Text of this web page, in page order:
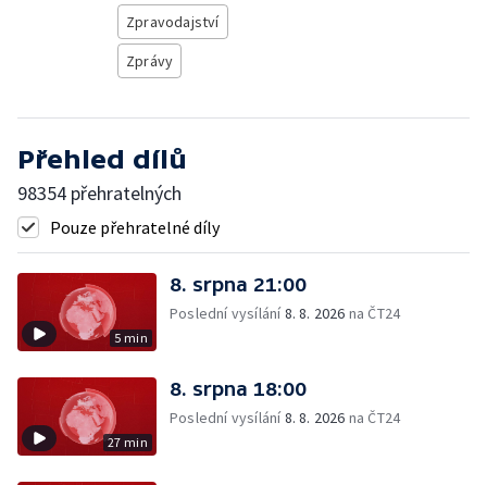
Zpravodajství
Zprávy
Přehled dílů
98354 přehratelných
Pouze přehratelné díly
5 min
8. srpna 21:00
Poslední vysílání8. 8. 2026 na ČT24
27 min
8. srpna 18:00
Poslední vysílání8. 8. 2026 na ČT24